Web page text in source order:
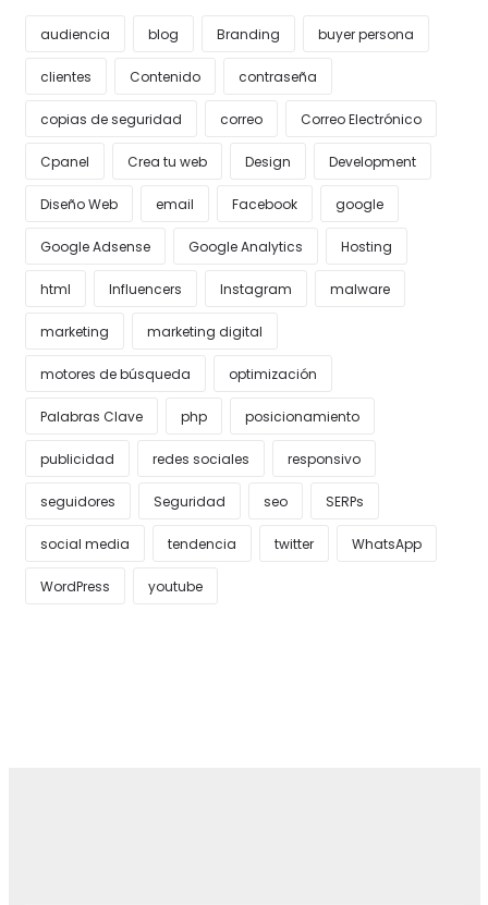
audiencia blog Branding buyer persona
clientes Contenido contraseña
copias de seguridad correo Correo Electrónico
Cpanel Crea tu web Design Development
Diseño Web email Facebook google
Google Adsense Google Analytics Hosting
html Influencers Instagram malware
marketing marketing digital
motores de búsqueda optimización
Palabras Clave php posicionamiento
publicidad redes sociales responsivo
seguidores Seguridad seo SERPs
social media tendencia twitter WhatsApp
WordPress youtube